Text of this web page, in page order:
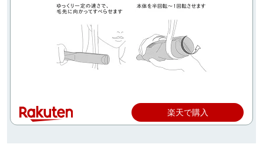
楽天で購入